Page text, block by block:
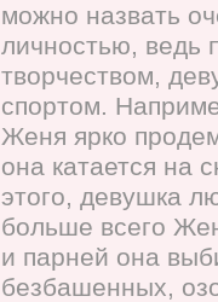
можно назвать
личностью, ведь
творчеством,
спортом.
Женя ярко
она катается на
этого, девушка
больше всего
и парней она
безбашенных,